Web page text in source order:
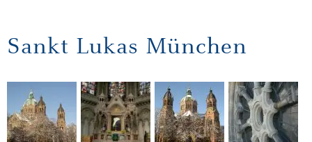
Sankt Lukas München